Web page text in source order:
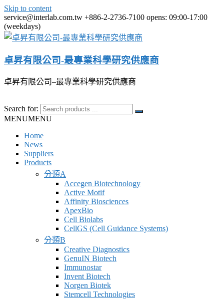
Skip to content
service@interlab.com.tw +886-2-2736-7100 opens: 09:00-17:00
(weekdays)
卓昇有限公司-最專業科學研究供應商
卓昇有限公司–最專業科學研究供應商
Search for:
MENUMENU
Home
News
Suppliers
Products
分類A
Accegen Biotechnology
Active Motif
Affinity Biosciences
ApexBio
Cell Biolabs
CellGS (Cell Guidance Systems)
分類B
Creative Diagnostics
GenuIN Biotech
Immunostar
Invent Biotech
Norgen Biotek
Stemcell Technologies